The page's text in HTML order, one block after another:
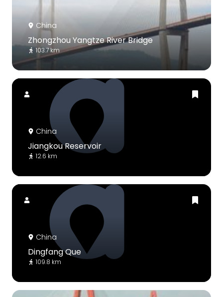
China
Zhongzhou Yangtze River Bridge
103.7 km
China
Jiangkou Reservoir
12.6 km
China
Dingfang Que
109.8 km